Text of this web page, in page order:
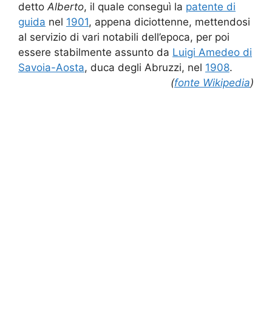
dettoAlberto, il quale conseguì la patente di
guida nel 1901, appena diciottenne, mettendosi
al servizio di vari notabili dell’epoca, per poi
essere stabilmente assunto da Luigi Amedeo di
Savoia-Aosta, duca degli Abruzzi, nel 1908.
(fonte Wikipedia)